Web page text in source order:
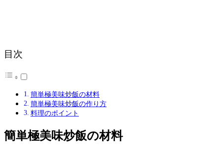
目次
簡単極美味炒飯の材料
簡単極美味炒飯の作り方
料理のポイント
簡単極美味炒飯の材料